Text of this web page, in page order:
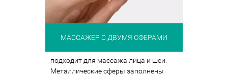
МАССАЖЕР С ДВУМЯ СФЕРАМИ
подходит для массажа лица и шеи.
Металлические сферы заполнены